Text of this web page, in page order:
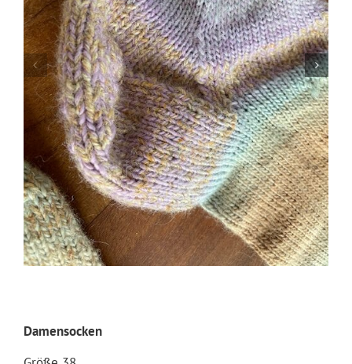
Damensocken